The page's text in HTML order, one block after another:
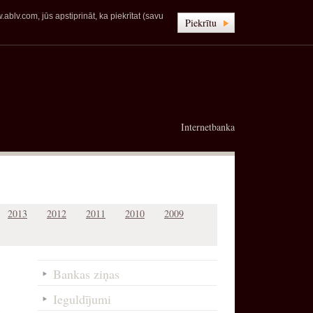
jūs apstiprināt, ka piekrītat (savu
Piekrītu
Internetbanka
2013 2012 2011 2010
2009
Bankas ziņas
Ieguldījumi